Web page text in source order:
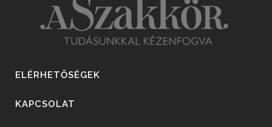
ELÉRHETŐSÉGEK
KAPCSOLAT